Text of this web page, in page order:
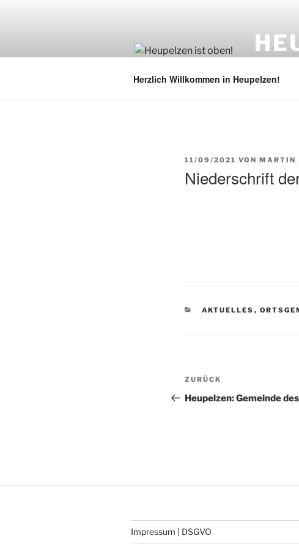
Herzlich Willkommen in Heupelzen!
11/09/2021 VON MARTIN
Niederschrift
AKTUELLES ,
ZURÜCK
Heupelzen: Gemeinde
Impressum | DSGVO